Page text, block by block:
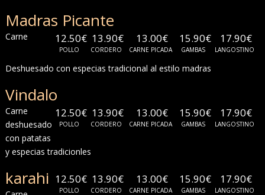
Madras Picante
12.50€
POLLO
13.90€
CORDERO
13.00€
CARNE PICADA
15.90€
GAMBAS
17.90€
LANGOSTINO
Carne
Deshuesado con especias tradicional al estilo madras
Vindalo
12.50€
POLLO
13.90€
CORDERO
13.00€
CARNE PICADA
15.90€
GAMBAS
17.90€
LANGOSTINO
Carne
deshuesado
con patatas
y especias tradicionles
karahi 12.50€
POLLO
13.90€
CORDERO
13.00€
CARNE PICADA
15.90€
GAMBAS
17.90€
LANGOSTINO